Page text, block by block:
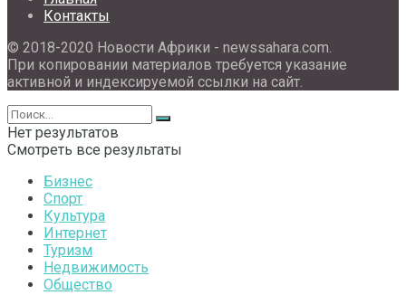
Контакты
© 2018-2020 Новости Африки - newssahara.com.
При копировании материалов требуется указание
активной и индексируемой ссылки на сайт.
Нет результатов
Смотреть все результаты
Бизнес
Спорт
Культура
Интернет
Туризм
Недвижимость
Общество